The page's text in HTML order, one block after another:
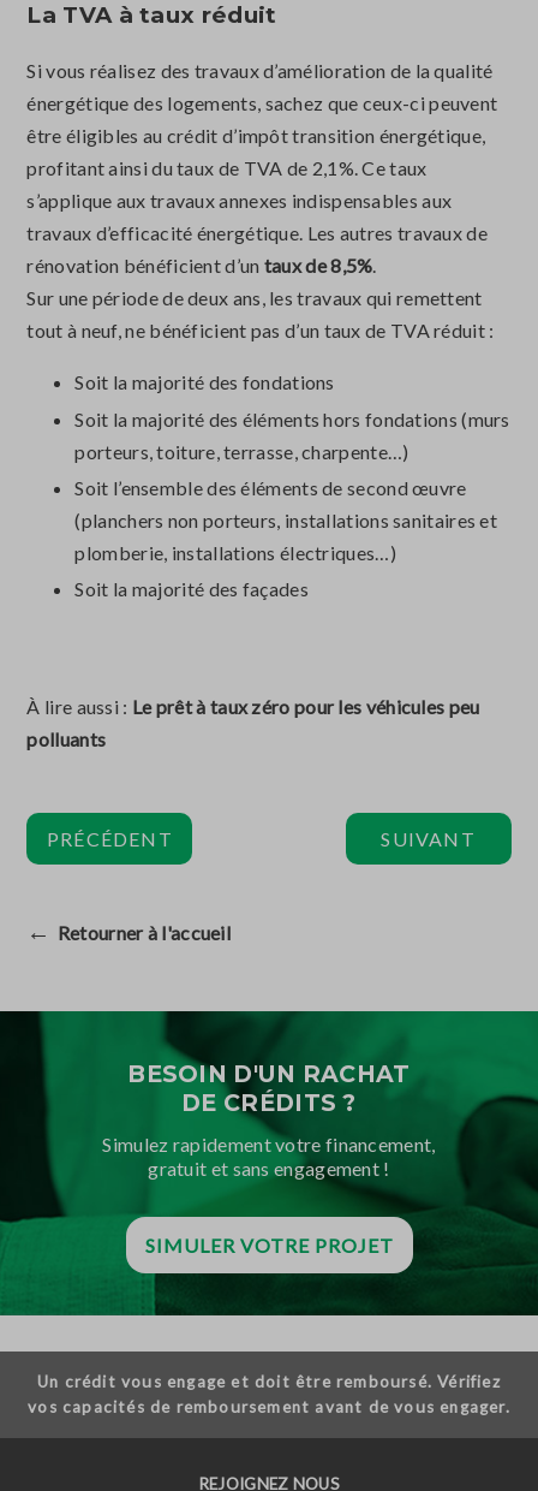
La TVA à taux réduit
Si vous réalisez des travaux d’amélioration de la qualité
énergétique des logements, sachez que ceux-ci peuvent
être éligibles au crédit d’impôt transition énergétique,
profitant ainsi du taux de TVA de 2,1%. Ce taux
s’applique aux travaux annexes indispensables aux
travaux d’efficacité énergétique. Les autres travaux de
rénovation bénéficient d’un taux de 8,5%.
Sur une période de deux ans, les travaux qui remettent
tout à neuf, ne bénéficient pas d’un taux de TVA réduit :
Soit la majorité des fondations
Soit la majorité des éléments hors fondations (murs
porteurs, toiture, terrasse, charpente…)
Soit l’ensemble des éléments de second œuvre
(planchers non porteurs, installations sanitaires et
plomberie, installations électriques…)
Soit la majorité des façades
À lire aussi : Le prêt à taux zéro pour les véhicules peu
polluants
PRÉCÉDENT SUIVANT
← Retourner à l'accueil
BESOIN D'UN RACHAT
DE CRÉDITS ?
Simulez rapidement votre financement,
gratuit et sans engagement !
SIMULER VOTRE PROJET
Un crédit vous engage et doit être remboursé. Vérifiez
vos capacités de remboursement avant de vous engager.
REJOIGNEZ NOUS